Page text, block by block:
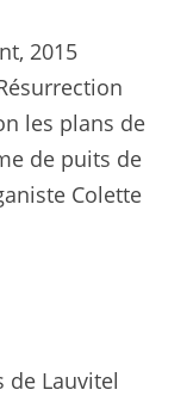
2015
les plans de
de puits de
Colette
de Lauvitel